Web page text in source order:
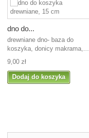
dno do...
drewniane dno- baza do
koszyka, donicy makrama,...
9,00 zł
Dodaj do koszyka